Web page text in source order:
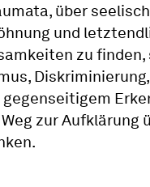
über
und
zu finden,
zur Aufklärung